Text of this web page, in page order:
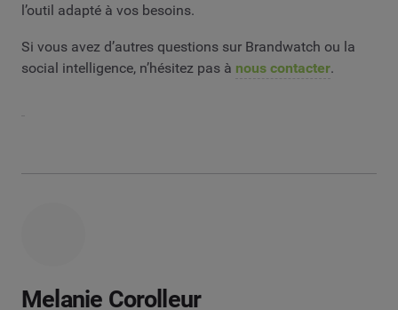
l’outil adapté à vos besoins.
Si vous avez d’autres questions sur Brandwatch ou la
social intelligence, n’hésitez pas à nous contacter.
Melanie Corolleur